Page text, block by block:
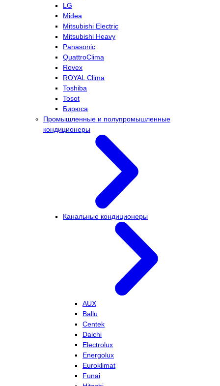
LG
Midea
Mitsubishi Electric
Mitsubishi Heavy
Panasonic
QuattroClima
Rovex
ROYAL Clima
Toshiba
Tosot
Бирюса
Промышленные и полупромышленные
кондиционеры
Канальные кондиционеры
AUX
Ballu
Centek
Daichi
Electrolux
Energolux
Euroklimat
Funai